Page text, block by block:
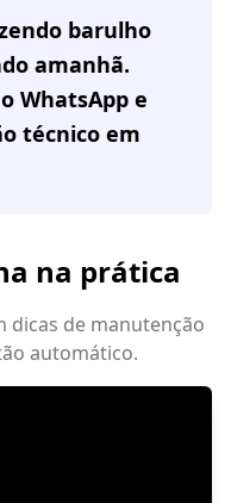
barulho
amanhã.
WhatsApp e
técnico em
na prática
dicas de manutenção
automático.